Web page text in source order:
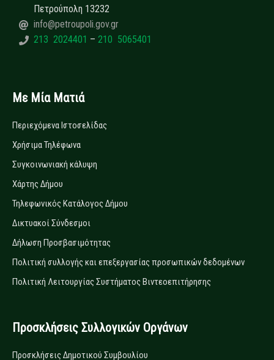
Πετρούπολη 13232
info@petroupoli.gov.gr
213 2024401 – 210 5065401
Με Μία Ματιά
Περιεχόμενα Ιστοσελίδας
Χρήσιμα Τηλέφωνα
Συγκοινωνιακή κάλυψη
Χάρτης Δήμου
Τηλεφωνικός Κατάλογος Δήμου
Δικτυακοί Σύνδεσμοι
Δήλωση Προσβασιμότητας
Πολιτική συλλογής και επεξεργασίας προσωπικών δεδομένων
Πολιτική Λειτουργίας Συστήματος Βιντεοεπιτήρησης
Προσκλήσεις Συλλογικών Οργάνων
Προσκλήσεις Δημοτικού Συμβουλίου